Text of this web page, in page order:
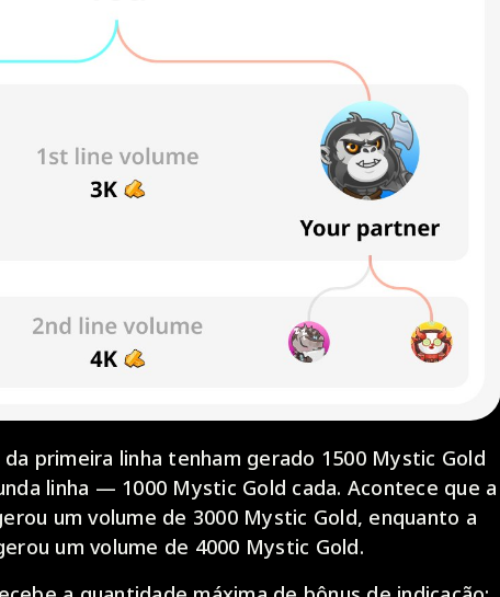
primeira linha tenham gerado 1500 Mystic Gold
linha — 1000 Mystic Gold cada. Acontece que a
um volume de 3000 Mystic Gold, enquanto a
um volume de 4000 Mystic Gold.